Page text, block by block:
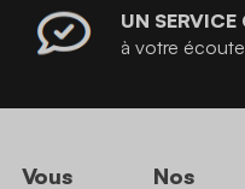
UN SERVICE
à votre écoute
Vous
Nos